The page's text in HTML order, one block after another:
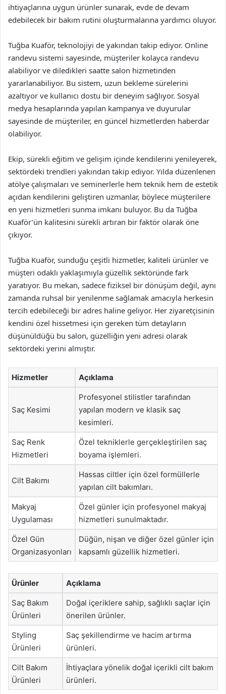
ihtiyaçlarına uygun ürünler sunarak, evde de devam
edebilecek bir bakım rutini oluşturmalarına yardımcı oluyor.
Tuğba Kuaför, teknolojiyi de yakından takip ediyor. Online
randevu sistemi sayesinde, müşteriler kolayca randevu
alabiliyor ve diledikleri saatte salon hizmetinden
yararlanabiliyor. Bu sistem, uzun bekleme sürelerini
azaltıyor ve kullanıcı dostu bir deneyim sağlıyor. Sosyal
medya hesaplarında yapılan kampanya ve duyurular
sayesinde de müşteriler, en güncel hizmetlerden haberdar
olabiliyor.
Ekip, sürekli eğitim ve gelişim içinde kendilerini yenileyerek,
sektördeki trendleri yakından takip ediyor. Yılda düzenlenen
atölye çalışmaları ve seminerlerle hem teknik hem de estetik
açıdan kendilerini geliştiren uzmanlar, böylece müşterilere
en yeni hizmetleri sunma imkanı buluyor. Bu da Tuğba
Kuaför’ün kalitesini sürekli artıran bir faktör olarak öne
çıkıyor.
Tuğba Kuaför, sunduğu çeşitli hizmetler, kaliteli ürünler ve
müşteri odaklı yaklaşımıyla güzellik sektöründe fark
yaratıyor. Bu mekan, sadece fiziksel bir dönüşüm değil, aynı
zamanda ruhsal bir yenilenme sağlamak amacıyla herkesin
tercih edebileceği bir adres haline geliyor. Her ziyaretçisinin
kendini özel hissetmesi için gereken tüm detayların
düşünüldüğü bu salon, güzelliğin yeni adresi olarak
sektördeki yerini almıştır.
Hizmetler Açıklama
Saç Kesimi
Profesyonel stilistler tarafından
yapılan modern ve klasik saç
kesimleri.
Saç Renk
Hizmetleri
Özel tekniklerle gerçekleştirilen saç
boyama işlemleri.
Cilt Bakımı
Hassas ciltler için özel formüllerle
yapılan cilt bakımları.
Makyaj
Uygulaması
Özel günler için profesyonel makyaj
hizmetleri sunulmaktadır.
Özel Gün
Organizasyonları
Düğün, nişan ve diğer özel günler için
kapsamlı güzellik hizmetleri.
Ürünler Açıklama
Saç Bakım
Ürünleri
Doğal içeriklere sahip, sağlıklı saçlar için
önerilen ürünler.
Styling
Ürünleri
Saç şekillendirme ve hacim artırma
ürünleri.
Cilt Bakım
Ürünleri
İhtiyaçlara yönelik doğal içerikli cilt bakım
ürünleri.